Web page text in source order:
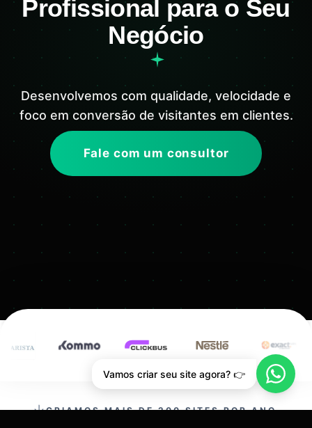
Profissional para o Seu
Negócio
Desenvolvemos com qualidade, velocidade e
foco em conversão de visitantes em clientes.
Fale com um consultor
CRIAMOS MAIS DE 200 SITES POR ANO.
Vamos criar seu site agora? 👉